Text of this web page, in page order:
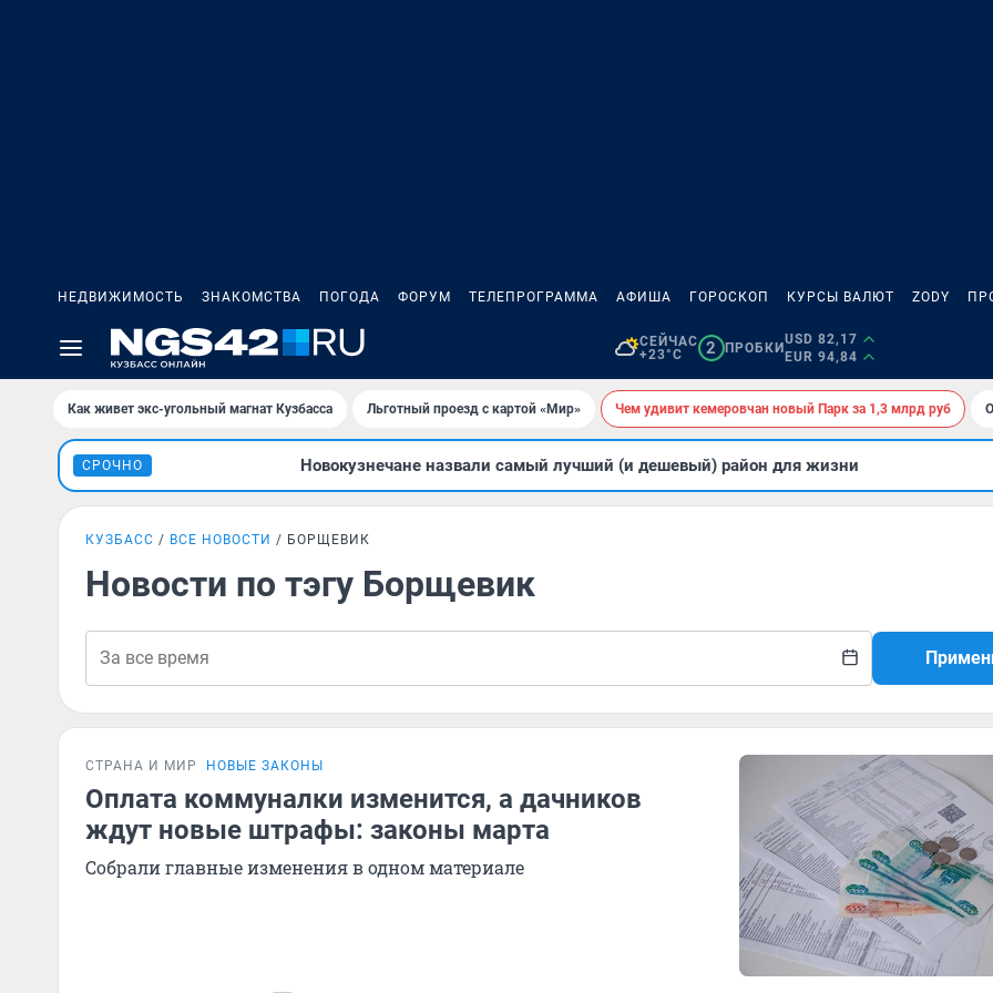
НЕДВИЖИМОСТЬ ЗНАКОМСТВА ПОГОДА ФОРУМ ТЕЛЕПРОГРАММА АФИША ГОРОСКОП КУРСЫ ВАЛЮТ ZODY
СЕЙЧАС
+23°C
2 ПРОБКИ
USD 82,17
EUR 94,84
Как живет экс-угольный магнат Кузбасса Льготный проезд с картой «Мир» Чем удивит кемеровчан новый Парк за 1,3 млрд руб
СРОЧНО Новокузнечане назвали самый лучший (и дешевый) район для жизни
КУЗБАСС ВСЕ НОВОСТИ БОРЩЕВИК
Новости по тэгу Борщевик
СТРАНА И МИР НОВЫЕ ЗАКОНЫ
Оплата коммуналки изменится, а дачников
ждут новые штрафы: законы марта
Собрали главные изменения в одном материале